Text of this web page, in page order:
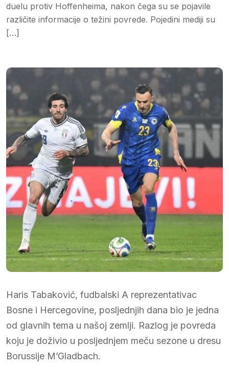
duelu protiv Hoffenheima, nakon čega su se pojavile
različite informacije o težini povrede. Pojedini mediji su
[…]
Haris Tabaković, fudbalski A reprezentativac
Bosne i Hercegovine, posljednjih dana bio je jedna
od glavnih tema u našoj zemlji. Razlog je povreda
koju je doživio u posljednjem meču sezone u dresu
Borussije M’Gladbach.